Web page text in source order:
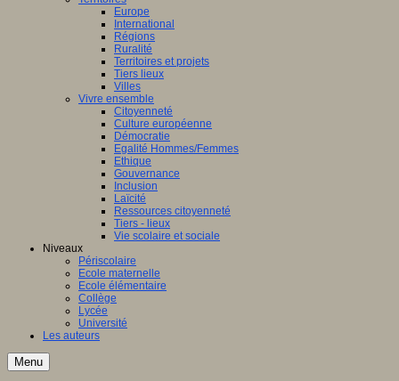
Europe
International
Régions
Ruralité
Territoires et projets
Tiers lieux
Villes
Vivre ensemble
Citoyenneté
Culture européenne
Démocratie
Egalité Hommes/Femmes
Ethique
Gouvernance
Inclusion
Laïcité
Ressources citoyenneté
Tiers - lieux
Vie scolaire et sociale
Niveaux
Périscolaire
Ecole maternelle
Ecole élémentaire
Collège
Lycée
Université
Les auteurs
Menu